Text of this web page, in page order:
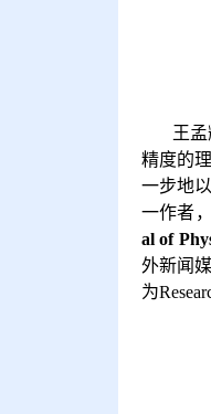
王
精度的
一步地
一作者
al of
外新闻
为